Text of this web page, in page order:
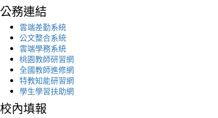
公務連結
雲端差勤系統
公文整合系統
雲端學務系統
桃園教師研習網
全國教師進修網
特教知能研習網
學生學習扶助網
校內填報